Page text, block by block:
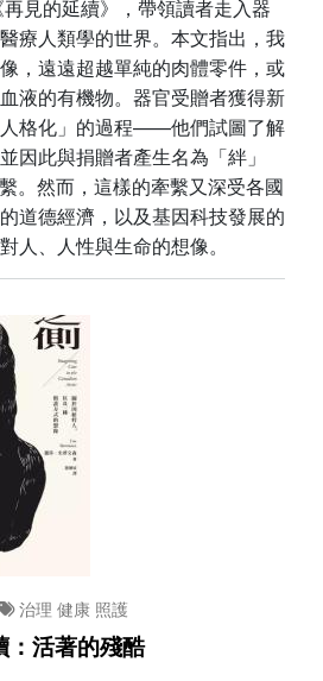
見的延續》，帶領讀者走入器
療人類學的世界。本文指出，我
，遠遠超越單純的肉體零件，或
液的有機物。器官受贈者獲得新
格化」的過程——他們試圖了解
因此與捐贈者產生名為「絆」
。然而，這樣的牽繫又深受各國
道德經濟，以及基因科技發展的
人、人性與生命的想像。
治理 健康 照護
：活著的殘酷